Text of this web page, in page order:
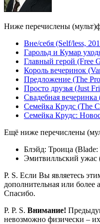
Ниже перечислены
Вне/себя (Self/less,
Гарольд и Кумар
Главный герой (Free
Король вечеринок
Предложение (The
Просто друзья (Just
Свадебная
Семейка Крудс (The
Семейка Крудс:
Ещё ниже перечислены
Блэйд: Троица
Эмитвилльский ужас
P. S. Если Вы являетесь
дополнительная или
Спасибо.
P. P. S. Внимание!
невозможно физически –